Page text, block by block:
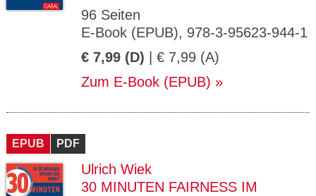
96 Seiten
E-Book (EPUB), 978-3-95623-944-1
€ 7,99 (D) | € 7,99 (A)
Zum E-Book (EPUB)
EPUB PDF
Ulrich Wiek
30 MINUTEN FAIRNESS IM